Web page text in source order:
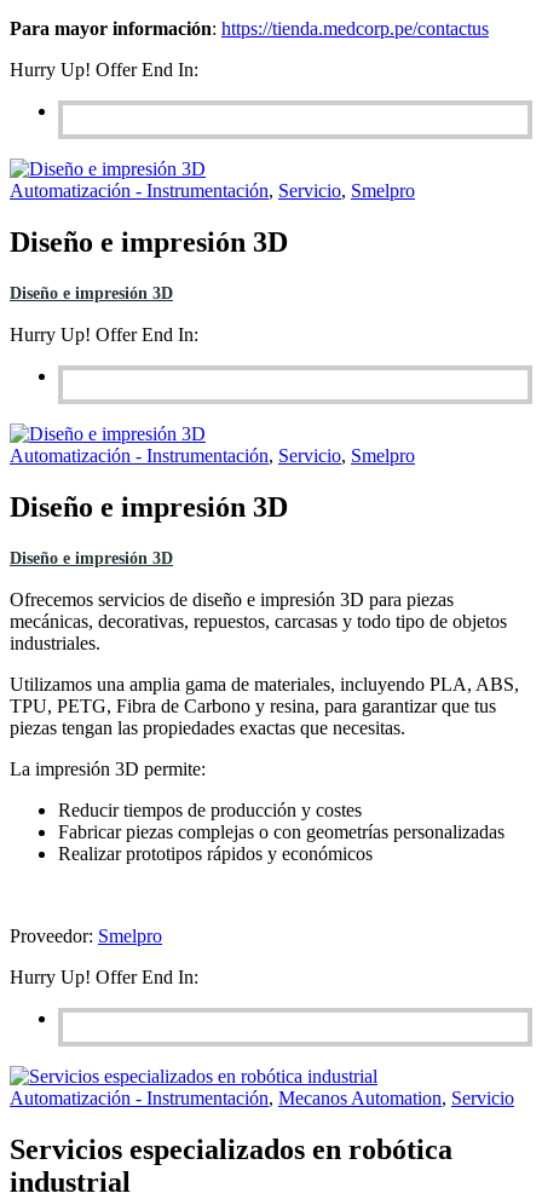
Para mayor información: https://tienda.medcorp.pe/contactus
Hurry Up! Offer End In:
Automatización - Instrumentación, Servicio, Smelpro
Diseño e impresión 3D
Diseño e impresión 3D
Hurry Up! Offer End In:
Automatización - Instrumentación, Servicio, Smelpro
Diseño e impresión 3D
Diseño e impresión 3D
Ofrecemos servicios de diseño e impresión 3D para piezas
mecánicas, decorativas, repuestos, carcasas y todo tipo de objetos
industriales.
Utilizamos una amplia gama de materiales, incluyendo PLA, ABS,
TPU, PETG, Fibra de Carbono y resina, para garantizar que tus
piezas tengan las propiedades exactas que necesitas.
La impresión 3D permite:
Reducir tiempos de producción y costes
Fabricar piezas complejas o con geometrías personalizadas
Realizar prototipos rápidos y económicos
Proveedor: Smelpro
Hurry Up! Offer End In:
Automatización - Instrumentación, Mecanos Automation, Servicio
Servicios especializados en robótica
industrial